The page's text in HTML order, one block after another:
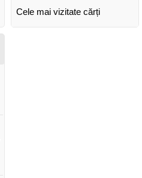
Cele mai vizitate cărți